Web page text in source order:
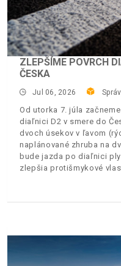
ZLEPŠÍME POVRCH
ČESKA
Jul 06, 2026
Od utorka 7. júla
diaľnici D2 v smere do
dvoch úsekov v ľavom
naplánované zhruba na
bude jazda po diaľnici
zlepšia protišmykové